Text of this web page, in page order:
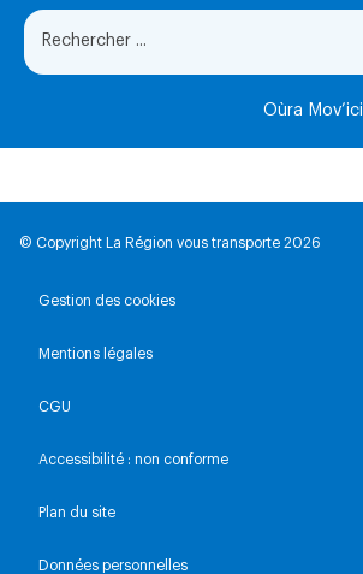
Oùra Mov’ici
© Copyright La Région vous transporte 2026
Gestion des cookies
Mentions légales
CGU
Accessibilité : non conforme
Plan du site
Données personnelles